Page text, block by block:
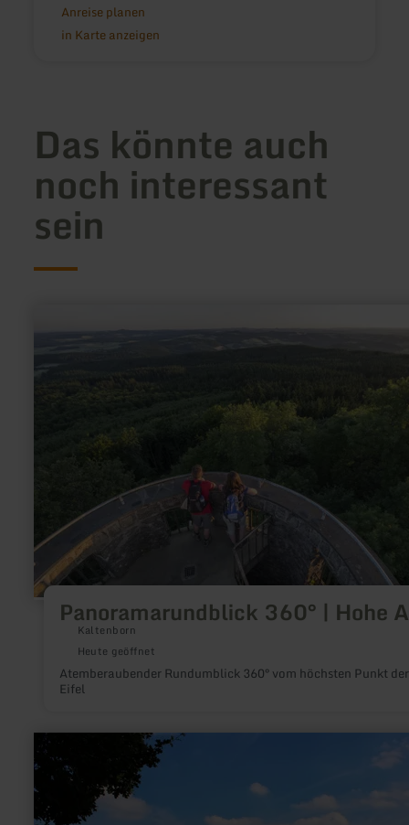
Anreise planen
in Karte anzeigen
Das könnte auch
noch interessant
sein
Panoramarundblick 360° | Hohe
Kaltenborn
Heute geöffnet
Atemberaubender Rundumblick 360° vom höchsten Punkt der
Eifel
erfahren
zu:
Eifel-
Blick
"Hemgenberg"